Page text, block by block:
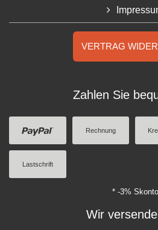
VERTRAG
Zahlen Sie
Rechnung
Lastschrift
* -3% Skonto
Wir